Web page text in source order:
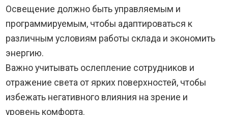
Освещение должно быть управляемым и
программируемым, чтобы адаптироваться к
различным условиям работы склада и экономить
энергию.
Важно учитывать ослепление сотрудников и
отражение света от ярких поверхностей, чтобы
избежать негативного влияния на зрение и
уровень комфорта.